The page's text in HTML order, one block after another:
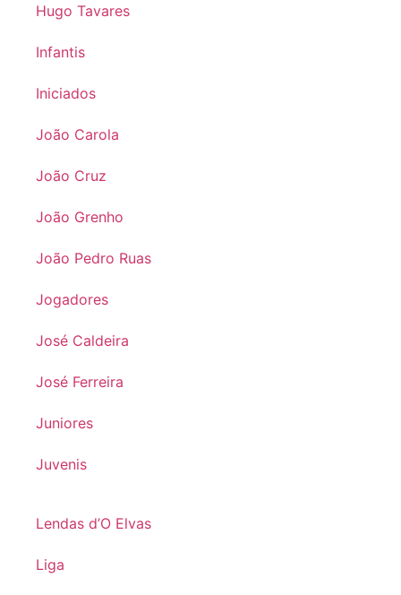
Hugo Tavares
Infantis
Iniciados
João Carola
João Cruz
João Grenho
João Pedro Ruas
Jogadores
José Caldeira
José Ferreira
Juniores
Juvenis
Lendas d’O Elvas
Liga